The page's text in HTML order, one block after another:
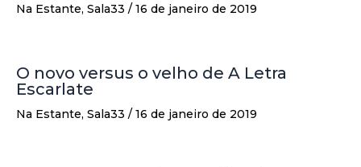
Na Estante, Sala33 / 16 de janeiro de 2019
O novo versus o velho de A Letra
Escarlate
Na Estante, Sala33 / 16 de janeiro de 2019